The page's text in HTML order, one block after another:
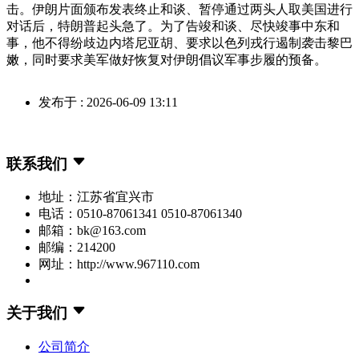
击。伊朗片面颁布发表终止和谈、暂停通过两头人取美国进行
对话后，特朗普起头急了。为了告竣和谈、尽快竣事中东和
事，他不得纷歧边内塔尼亚胡、要求以色列戎行遏制袭击黎巴
嫩，同时要求美军做好恢复对伊朗倡议军事步履的预备。
发布于 : 2026-06-09 13:11
联系我们
地址：江苏省宜兴市
电话：0510-87061341 0510-87061340
邮箱：bk@163.com
邮编：214200
网址：http://www.967110.com
关于我们
公司简介